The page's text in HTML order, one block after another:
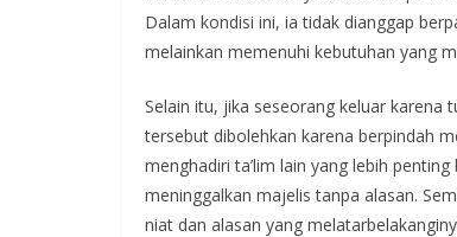
Dalam kondisi ini, ia tidak dianggap
melainkan memenuhi kebutuhan yang
Selain itu, jika seseorang keluar karena
tersebut dibolehkan karena berpindah
menghadiri ta’lim lain yang lebih
meninggalkan majelis tanpa alasan.
niat dan alasan yang